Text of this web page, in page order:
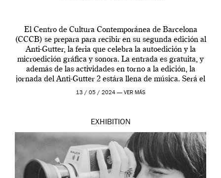
El Centro de Cultura Contemporánea de Barcelona
(CCCB) se prepara para recibir en su segunda edición al
Anti-Gutter, la feria que celebra la autoedición y la
microedición gráfica y sonora. La entrada es gratuita, y
además de las actividades en torno a la edición, la
jornada del Anti-Gutter 2 estára llena de música. Será el
[…]
13 / 05 / 2024 — VER MÁS
EXHIBITION